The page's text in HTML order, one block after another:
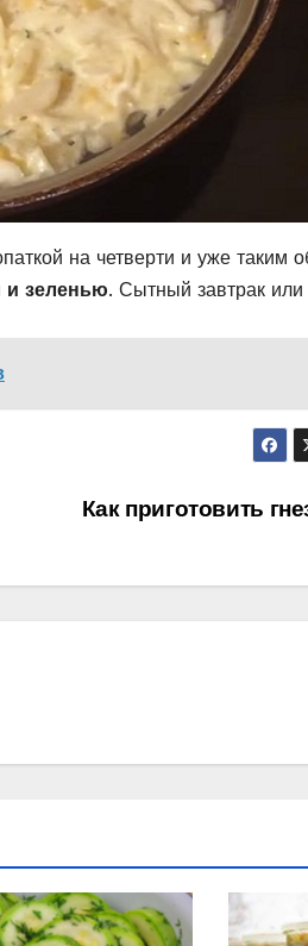
на четверти и уже таким
и зеленью. Сытный завтрак
Как приготовить